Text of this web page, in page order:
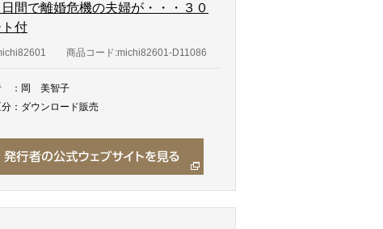
間で離婚危機の夫婦が・・・３０
付
商品コード:michi82601-D11086
： 岡 美智子
： ダウンロード販売